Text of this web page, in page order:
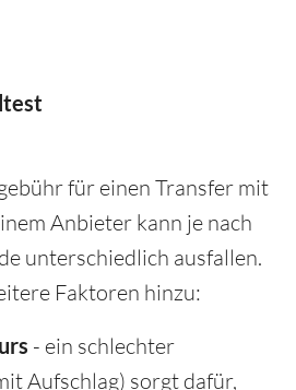
für einen Transfer mit
Anbieter kann je nach
unterschiedlich ausfallen.
Faktoren hinzu:
- ein schlechter
Aufschlag) sorgt dafür,